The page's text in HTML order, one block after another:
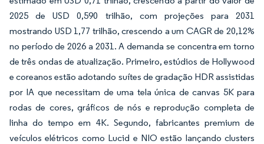
2025 de USD 0,590 trilhão, com projeções para 2031
mostrando USD 1,77 trilhão, crescendo a um CAGR de 20,12%
no período de 2026 a 2031. A demanda se concentra em torno
de três ondas de atualização. Primeiro, estúdios de Hollywood
e coreanos estão adotando suítes de gradação HDR assistidas
por IA que necessitam de uma tela única de canvas 5K para
rodas de cores, gráficos de nós e reprodução completa de
linha do tempo em 4K. Segundo, fabricantes premium de
veículos elétricos como Lucid e NIO estão lançando clusters